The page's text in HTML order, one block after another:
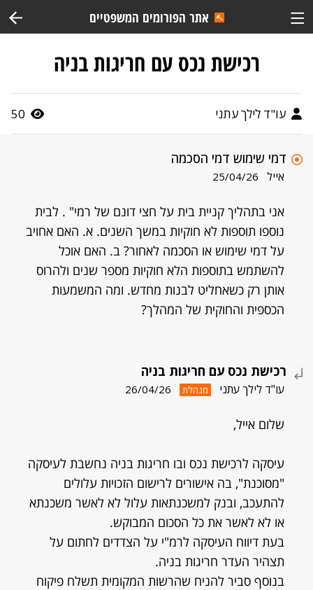
אתר הפורומים המשפטיים
רכישת נכס עם חריגות בניה
עו"ד לילך עתני 50
דמי שימוש דמי הסכמה
אייל 25/04/26
אני בתהליך קניית בית על חצי דונם של רמי" . לבית
נוספו תוספות לא חוקיות במשך השנים. א. האם אחויב
על דמי שימוש או הסכמה לאחור? ב. האם אוכל
להשתמש בתוספות הלא חוקיות מספר שנים ולהרוס
אותן רק כשאחליט לבנות מחדש. ומה המשמעות
הכספית והחוקית של המהלך?
רכישת נכס עם חריגות בניה
עו"ד לילך עתני מנהלת 26/04/26
שלום אייל,
עיסקה לרכישת נכס ובו חריגות בניה נחשבת לעיסקה
"מסוכנת", בה אישורים לרישום הזכויות עלולים
להתעכב, ובנק למשכנתאות עלול לא לאשר משכנתא
או לא לאשר את כל הסכום המבוקש.
בעת דיווח העיסקה לרמ"י על הצדדים לחתום על
תצהיר העדר חריגות בניה.
בנוסף סביר להניח שהרשות המקומית תשלח פיקוח